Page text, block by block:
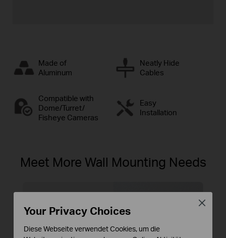
Made of
Aluminum
Neatly Hide
Cables
Compatible with
Dome/Turret/
Fisheye Cameras
Easy
Installation
Meet More Wall Mounting Needs
Your Privacy Choices
Diese Webseite verwendet Cookies, um die
Close